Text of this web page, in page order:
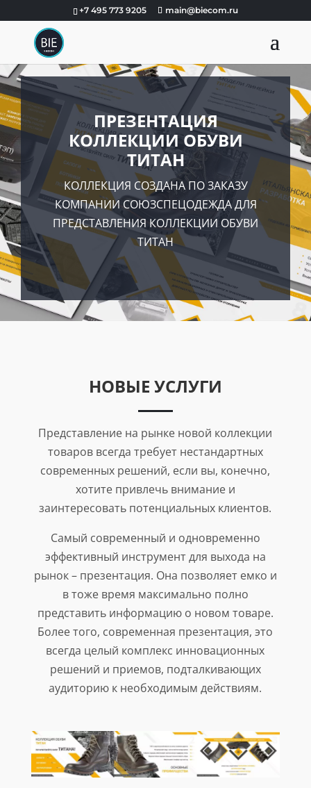
+7 495 773 9205 main@biecom.ru
ПРЕЗЕНТАЦИЯ
КОЛЛЕКЦИИ ОБУВИ
ТИТАН
КОЛЛЕКЦИЯ СОЗДАНА ПО ЗАКАЗУ
КОМПАНИИ СОЮЗСПЕЦОДЕЖДА ДЛЯ
ПРЕДСТАВЛЕНИЯ КОЛЛЕКЦИИ ОБУВИ
ТИТАН
НОВЫЕ УСЛУГИ
Представление на рынке новой коллекции
товаров всегда требует нестандартных
современных решений, если вы, конечно,
хотите привлечь внимание и
заинтересовать потенциальных клиентов.
Самый современный и одновременно
эффективный инструмент для выхода на
рынок – презентация. Она позволяет емко и
в тоже время максимально полно
представить информацию о новом товаре.
Более того, современная презентация, это
всегда целый комплекс инновационных
решений и приемов, подталкивающих
аудиторию к необходимым действиям.